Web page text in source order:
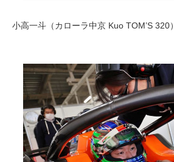
小高一斗（カローラ中京 Kuo TOM’S 320）